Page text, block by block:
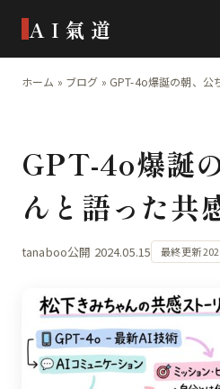
AI氣道
ホーム » ブログ » GPT-4o爆誕の朝、公
GPT-4o爆誕
んと語った共
tanaboo公開 2024.05.15 最終更新